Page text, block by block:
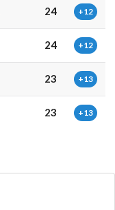
24 +12
24 +12
23 +13
23 +13